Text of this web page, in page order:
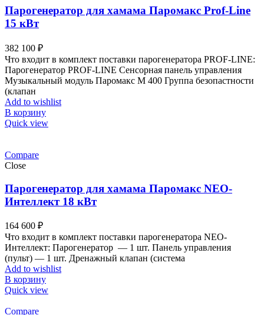
Парогенератор для хамама Паромакс Prof-Line
15 кВт
382 100 ₽
Что входит в комплект поставки парогенератора PROF-LINE:
Парогенератор PROF-LINE Сенсорная панель управления
Музыкальный модуль Паромакс М 400 Группа безопастности
(клапан
Add to wishlist
В корзину
Quick view
Compare
Close
Парогенератор для хамама Паромакс NEO-
Интеллект 18 кВт
164 600 ₽
Что входит в комплект поставки парогенератора NEO-
Интеллект: Парогенератор — 1 шт. Панель управления
(пульт) — 1 шт. Дренажный клапан (система
Add to wishlist
В корзину
Quick view
Compare